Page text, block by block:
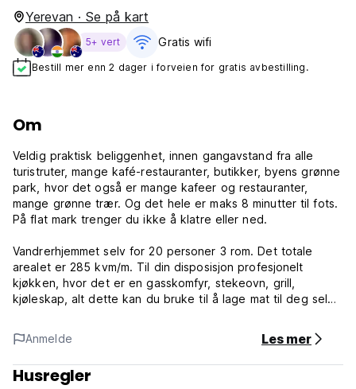
Yerevan · Se på kart
5+ vert Gratis wifi‎
Bestill mer enn 2 dager i forveien for gratis avbestilling.
Om
Veldig praktisk beliggenhet, innen gangavstand fra alle
turistruter, mange kafé-restauranter, butikker, byens grønne
park, hvor det også er mange kafeer og restauranter,
mange grønne trær. Og det hele er maks 8 minutter til fots.
På flat mark trenger du ikke å klatre eller ned.
Vandrerhjemmet selv for 20 personer 3 rom. Det totale
arealet er 285 kvm/m. Til din disposisjon profesjonelt
kjøkken, hvor det er en gasskomfyr, stekeovn, grill,
kjøleskap, alt dette kan du bruke til å lage mat til deg selv
Vandrerhjemmet har mange forskjellige områder hvor du kan
drikke kaffe, te eller spise lunsj. Hvis du trenger å jobbe, er
det et spesielt område for dette, hvor du vil føle deg
Anmelde Les mer
Husregler